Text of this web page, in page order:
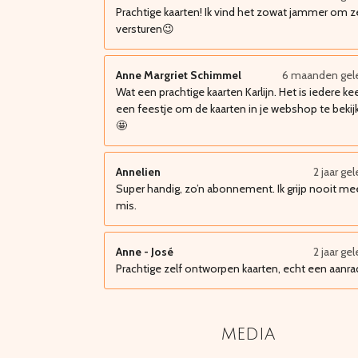
Prachtige kaarten! Ik vind het zowat jammer om
versturen😉
Anne Margriet Schimmel
6 maanden
Wat een prachtige kaarten Karlijn. Het is iedere
een feestje om de kaarten in je webshop te
🤩
Annelien
2 jaar
Super handig, zo’n abonnement. Ik grijp nooit
mis.
Anne - José
2 jaar
Prachtige zelf ontworpen kaarten, echt een
media